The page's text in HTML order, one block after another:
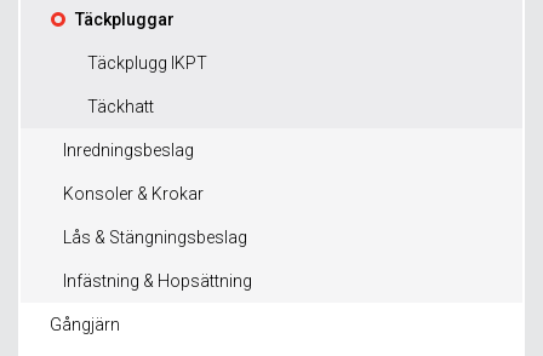
Täckpluggar
Täckplugg IKPT
Täckhatt
Inredningsbeslag
Konsoler & Krokar
Lås & Stängningsbeslag
Infästning & Hopsättning
Gångjärn